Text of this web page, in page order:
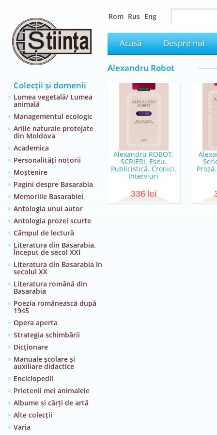
Colecții și domenii
Lumea vegetală/ Lumea
animală
Managementul ecologic
Ariile naturale protejate
din Moldova
Academica
Personalități notorii
Moștenire
Pagini despre Basarabia
Memoriile Basarabiei
Antologia unui autor
Antologia prozei scurte
Câmpul de lectură
Literatura din Basarabia.
Început de secol XXI
Literatura din Basarabia în
secolul XX
Literatura română din
Basarabia
Poezia românească după
1945
Opera aperta
Strategia schimbării
Dicţionare
Manuale școlare și
auxiliare didactice
Enciclopedii
Prietenii mei animalele
Albume și cărți de artă
Alte colecții
Varia
Rom Rus Eng
Acasă Despre noi
Alexandru Robot
Alexandru ROBOT.
SCRIERI. Eseu.
Publicistică. Cronici.
Interviuri
336 lei